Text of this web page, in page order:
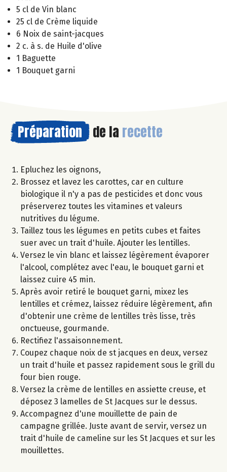
5 cl de Vin blanc
25 cl de Crème liquide
6 Noix de saint-jacques
2 c. à s. de Huile d'olive
1 Baguette
1 Bouquet garni
Préparation de la recette
Epluchez les oignons,
Brossez et lavez les carottes, car en culture
biologique il n'y a pas de pesticides et donc vous
préserverez toutes les vitamines et valeurs
nutritives du légume.
Taillez tous les légumes en petits cubes et faites
suer avec un trait d'huile. Ajouter les lentilles.
Versez le vin blanc et laissez légèrement évaporer
l'alcool, complétez avec l'eau, le bouquet garni et
laissez cuire 45 min.
Après avoir retiré le bouquet garni, mixez les
lentilles et crémez, laissez réduire légèrement, afin
d'obtenir une crème de lentilles très lisse, très
onctueuse, gourmande.
Rectifiez l'assaisonnement.
Coupez chaque noix de st jacques en deux, versez
un trait d'huile et passez rapidement sous le grill du
four bien rouge.
Versez la crème de lentilles en assiette creuse, et
déposez 3 lamelles de St Jacques sur le dessus.
Accompagnez d'une mouillette de pain de
campagne grillée. Juste avant de servir, versez un
trait d'huile de cameline sur les St Jacques et sur les
mouillettes.